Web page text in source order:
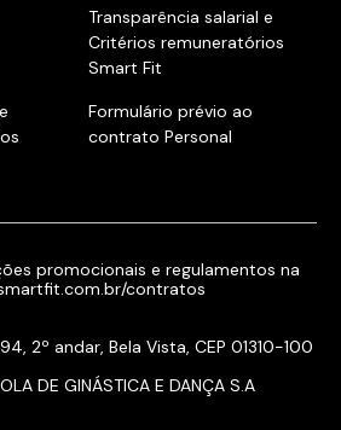
Transparência salarial e
Critérios remuneratórios
Smart Fit
Formulário prévio ao
contrato Personal
promocionais e regulamentos na
contratos
2º andar, Bela Vista, CEP 01310-100
DE GINÁSTICA E DANÇA S.A